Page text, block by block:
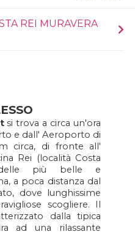
REI MURAVERA
si trova a circa un'ora
e dall' Aeroporto di
circa, di fronte all'
Rei (località Costa
delle più belle e
a poca distanza dal
dove lunghissime
scogliere. Il
dalla tipica
ad una rilassante